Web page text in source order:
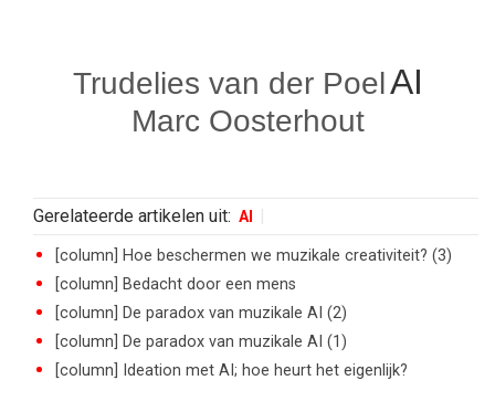
Trudelies van der PoelAI
Marc Oosterhout
Gerelateerde artikelen uit: AI
[column] Hoe beschermen we muzikale creativiteit? (3)
[column] Bedacht door een mens
[column] De paradox van muzikale AI (2)
[column] De paradox van muzikale AI (1)
[column] Ideation met AI; hoe heurt het eigenlijk?